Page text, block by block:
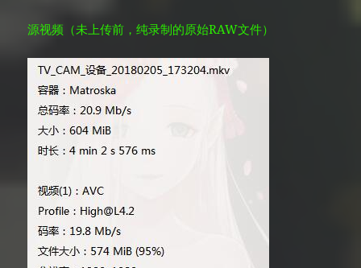
源视频（未上传前，纯录制的原始RAW文件）